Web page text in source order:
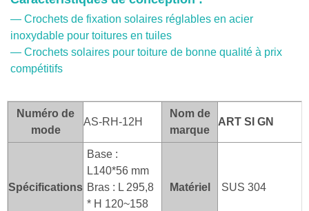
— Crochets de fixation solaires réglables en acier
inoxydable pour toitures en tuiles
— Crochets solaires pour toiture de bonne qualité à prix
compétitifs
Numéro de
mode
AS-RH-12H
Nom de
marque
ART SI GN
Spécifications
Base :
L140*56 mm
Bras : L 295,8
* H 120~158
Matériel SUS 304